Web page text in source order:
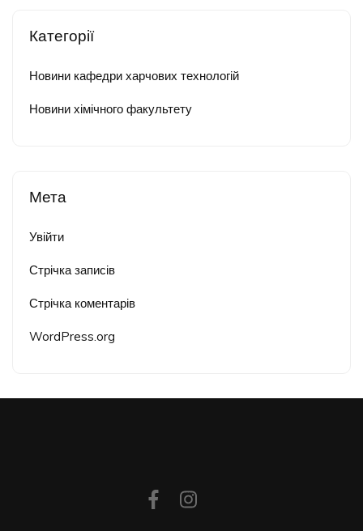
Категорії
Новини кафедри харчових технологій
Новини хімічного факультету
Мета
Увійти
Стрічка записів
Стрічка коментарів
WordPress.org